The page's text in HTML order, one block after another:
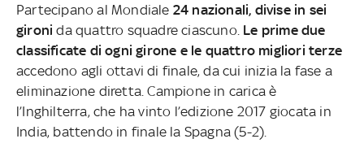
Partecipano al Mondiale 24 nazionali, divise in sei
gironida quattro squadre ciascuno. Le prime due
classificate di ogni girone e le quattro migliori terze
accedono agli ottavi di finale, da cui inizia la fase a
eliminazione diretta. Campione in carica è
l’Inghilterra, che ha vinto l’edizione 2017 giocata in
India, battendo in finale la Spagna (5-2).